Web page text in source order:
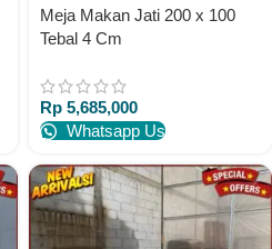
Meja Makan Jati 200 x 100
Tebal 4 Cm
Rp 5,685,000
Whatsapp Us